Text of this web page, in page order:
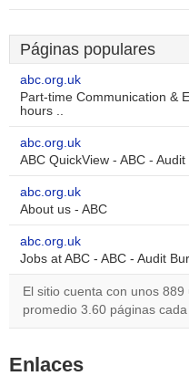
Páginas populares
abc.org.uk
Part-time Communication &
hours ..
abc.org.uk
ABC QuickView - ABC -
abc.org.uk
About us - ABC
abc.org.uk
Jobs at ABC - ABC - Audit
El sitio cuenta con unos
promedio 3.60 páginas
Enlaces